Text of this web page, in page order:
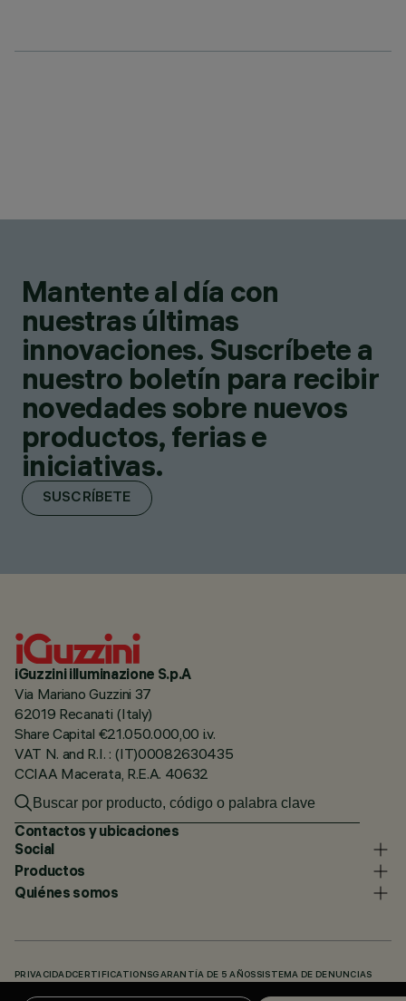
Mantente al día con
nuestras últimas
innovaciones. Suscríbete a
nuestro boletín para recibir
novedades sobre nuevos
productos, ferias e
iniciativas.
SUSCRÍBETE
iGuzzini illuminazione S.p.A
Via Mariano Guzzini 37
62019 Recanati (Italy)
Share Capital €21.050.000,00 i.v.
VAT N. and R.I. : (IT)00082630435
CCIAA Macerata, R.E.A. 40632
Contactos y ubicaciones
Social
Productos
Quiénes somos
PRIVACIDADCERTIFICATIONSGARANTÍA DE 5 AÑOS SISTEMA DE DENUNCIAS